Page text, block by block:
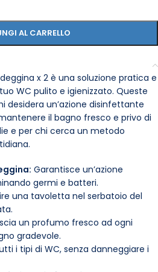
AL CARRELLO
x 2 è una soluzione pratica e
WC pulito e igienizzato. Queste
desidera un’azione disinfettante
il bagno fresco e privo di
e per chi cerca un metodo
Garantisce un’azione
germi e batteri.
una tavoletta nel serbatoio del
un profumo fresco ad ogni
gradevole.
i tipi di WC, senza danneggiare i